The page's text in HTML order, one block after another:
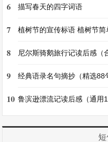
太神奇了。还有模拟
当宇航员的感觉，了
理。科技馆就像一个
多书本上学不到的知识
日记六
6 描写春天的四字词语
7 植树节的宣传标语 植树节简
8 尼尔斯骑鹅旅行记读后感（
9 经典语录名句摘抄（精选88
10 鲁滨逊漂流记读后感（通用
短